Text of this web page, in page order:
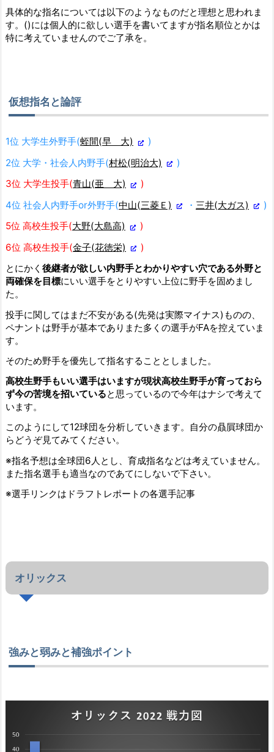
具体的な指名については以下のようなものだと理想と思われま
す。()には個人的に欲しい選手を書いてますが指名順位とかは
特に考えていませんのでご了承を。
仮想指名と論評
1位 大学生外野手(蛭間(早 大)
)
2位 大学・社会人内野手(村松(明治大)
)
3位 大学生投手(青山(亜 大)
)
4位 社会人内野手or外野手(中山(三菱Ｅ) ・ 三井(大ガス)
)
5位 高校生投手(大野(大島高)
)
6位 高校生投手(金子(花徳栄)
)
とにかく 後継者が欲しい内野手とわかりやすい穴である外野と
両確保を目標にいい選手をとりやすい上位に野手を固めまし
た。
投手に関してはまだ不安がある(先発は実際マイナス)ものの、
ペナントは野手が基本でありまた多くの選手がFAを控えていま
す。
そのため野手を優先して指名することとしました。
高校生野手もいい選手はいますが現状高校生野手が育っておら
ず今の苦境を招いていると思っているので今年はナシで考えて
います。
このようにして12球団を分析していきます。自分の贔屓球団か
らどうぞ見てみてください。
※指名予想は全球団6人とし、育成指名などは考えていません。
また指名選手も適当なのであてにしないで下さい。
※選手リンクはドラフトレポートの各選手記事
オリックス
強みと弱みと補強ポイント